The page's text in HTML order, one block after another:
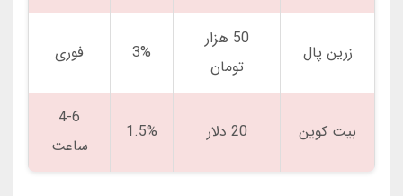
زرین پال
50 هزار
تومان
3% فوری
بیت کوین 20 دلار 1.5%
4-6
ساعت